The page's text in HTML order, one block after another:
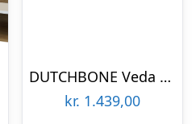
DUTCHBONE Veda væghylde, Lav, m. 1 hylde – beige genbrugsmarmor
kr. 1.439,00